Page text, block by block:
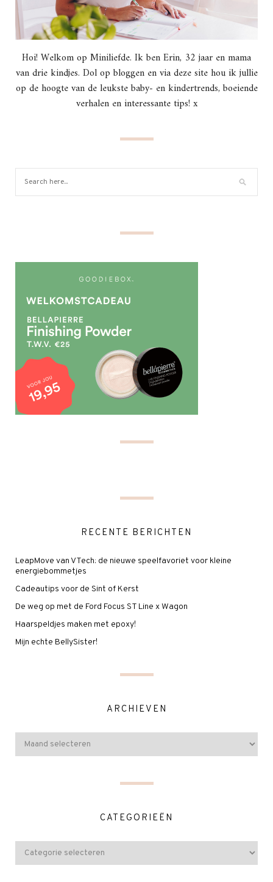
Hoi! Welkom op Miniliefde. Ik ben Erin, 32 jaar en mama
van drie kindjes. Dol op bloggen en via deze site hou ik jullie
op de hoogte van de leukste baby- en kindertrends, boeiende
verhalen en interessante tips! x
RECENTE BERICHTEN
LeapMove van VTech: de nieuwe speelfavoriet voor kleine
energiebommetjes
Cadeautips voor de Sint of Kerst
De weg op met de Ford Focus ST Line x Wagon
Haarspeldjes maken met epoxy!
Mijn echte BellySister!
ARCHIEVEN
CATEGORIEËN